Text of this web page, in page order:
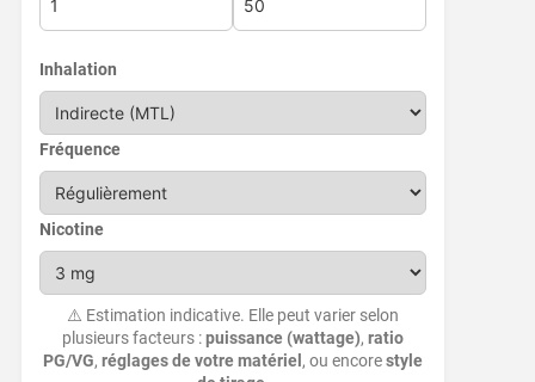
Inhalation
Fréquence
Nicotine
⚠️ Estimation indicative. Elle peut varier selon
plusieurs facteurs :puissance (wattage),ratio
PG/VG,réglages de votre matériel , ou encorestyle